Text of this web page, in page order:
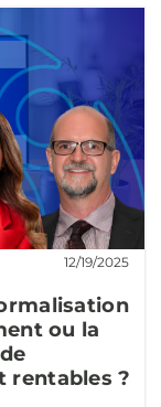
12/19/2025
ou la
rentables ?